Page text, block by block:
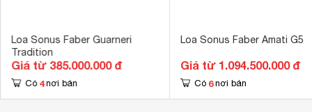
Loa Sonus Faber Guarneri
Tradition
Giá từ 385.000.000 đ
Có 4 nơi bán
Loa Sonus Faber Amati G5
Giá từ 1.094.500.000 đ
Có 6 nơi bán